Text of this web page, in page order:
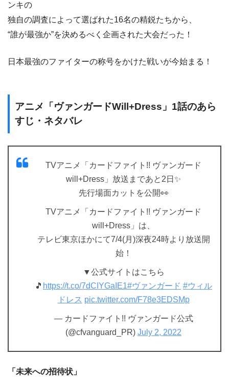
ンキの
独自の調査によって選ばれた16名の精鋭たちから、
“誰が最強か”を決めるべく企画された大会だった！
日本最強のファイターの称号をかけた戦いが今始まる！
アニメ「ヴァンガードWill+Dress」1話のあら
すじ・ネタバレ
TVアニメ「カードファイト!! ヴァンガード
will+Dress」放送まであと2日✨
先行場面カットを公開👀
TVアニメ「カードファイト!! ヴァンガード
will+Dress」は、
テレビ東京ほかにて7/4(月)深夜24時より放送開
始！
▼公式サイトはこちら
🎵 https://t.co/7dCIYGaIE1#ヴァンガード #ウィル
ドレス pic.twitter.com/F78e3EDSMp
— カードファイト!! ヴァンガード公式
(@cfvanguard_PR) July 2, 2022
「未来への招待状」